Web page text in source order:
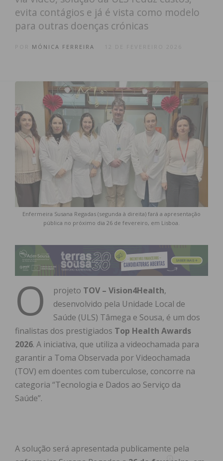
evita contágios e já é vista como modelo
para outras doenças crónicas
MÓNICA FERREIRA
Enfermeira Susana Regadas (segunda à direita) fará a apresentação
pública no próximo dia 26 de fevereiro, em Lisboa.
O projeto TOV – Vision4Health,
desenvolvido pela Unidade Local de
Saúde (ULS) Tâmega e Sousa, é um dos
finalistas dos prestigiados Top Health Awards
2026. A iniciativa, que utiliza a videochamada para
garantir a Toma Observada por Videochamada
(TOV) em doentes com tuberculose, concorre na
categoria “Tecnologia e Dados ao Serviço da
Saúde”.
A solução será apresentada publicamente pela